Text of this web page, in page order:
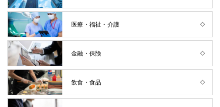
医療・福祉・介護
金融・保険
飲食・食品